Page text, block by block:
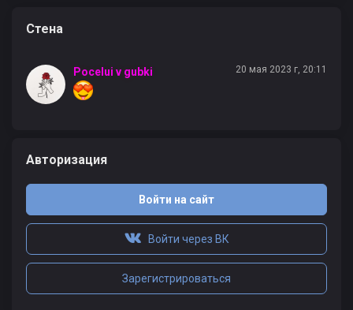
Стена
Pocelui v gubki 20 мая 2023 г, 20:11
Авторизация
Войти на сайт
Войти через ВК
Зарегистрироваться